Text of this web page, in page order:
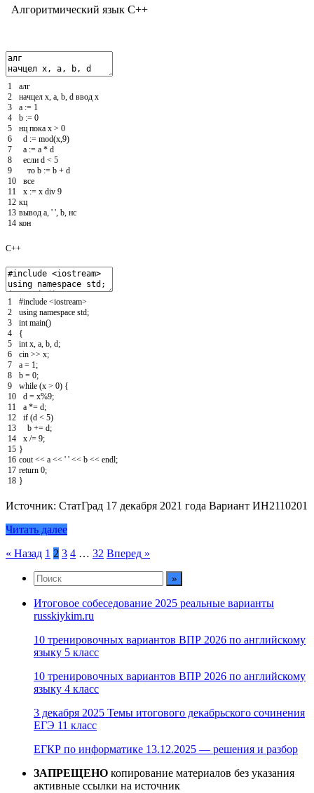
Алгоритмический язык C++
1
2
3
4
5
6
7
8
9
10
11
12
13
14
алг
начцел x, a, b, d ввод x
a := 1
b := 0
нц пока x > 0
d := mod(x,9)
a := a * d
если d < 5
то b := b + d
все
x := x div 9
кц
вывод a, ' ', b, нс
кон
C++
1
2
3
4
5
6
7
8
9
10
11
12
13
14
15
16
17
18
#include <iostream>
using namespace std;
int main()
{
int x, a, b, d;
cin >> x;
a = 1;
b = 0;
while (x > 0) {
d = x%9;
a *= d;
if (d < 5)
b += d;
x /= 9;
}
cout << a << ' ' << b << endl;
return 0;
}
Источник: СтатГрад 17 декабря 2021 года Вариант ИН2110201
Читать далее
Пагинация
записей
« Назад 1 2 3 4 … 32 Вперед »
Итоговое собеседование 2025 реальные варианты
russkiykim.ru
10 тренировочных вариантов ВПР 2026 по английскому
языку 5 класс
10 тренировочных вариантов ВПР 2026 по английскому
языку 4 класс
3 декабря 2025 Темы итогового декабрьского сочинения
ЕГЭ 11 класс
ЕГКР по информатике 13.12.2025 — решения и разбор
ЗАПРЕЩЕНО копирование материалов без указания
активные ссылки на источник